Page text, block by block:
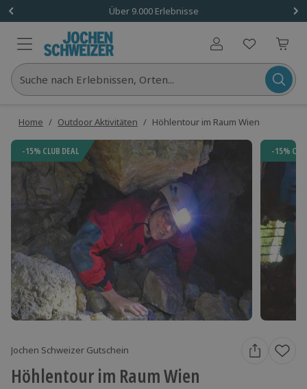
Über 9.000 Erlebnisse
Benutzerkonto
Suche nach Erlebnissen, Orten...
Home / Outdoor Aktivitäten / Höhlentour im Raum Wien
-15% CLUB DEAL -15%
Jochen Schweizer Gutschein
Höhlentour im Raum Wien